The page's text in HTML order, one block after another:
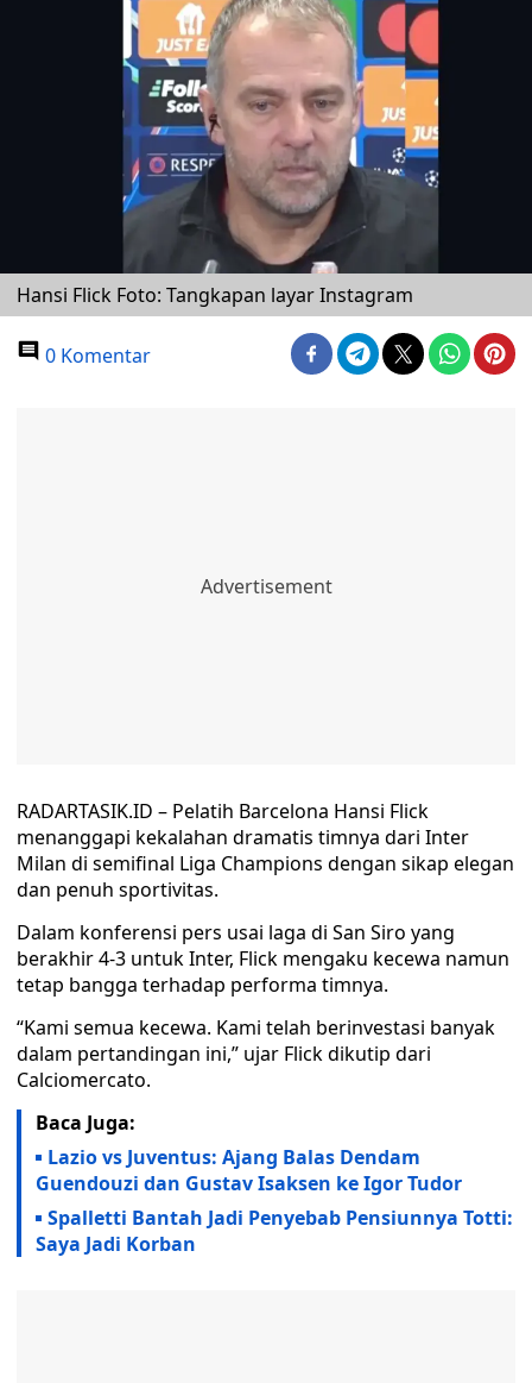
Hansi Flick Foto: Tangkapan layar Instagram
0 Komentar
RADARTASIK.ID – Pelatih Barcelona Hansi Flick
menanggapi kekalahan dramatis timnya dari Inter
Milan di semifinal Liga Champions dengan sikap elegan
dan penuh sportivitas.
Dalam konferensi pers usai laga di San Siro yang
berakhir 4-3 untuk Inter, Flick mengaku kecewa namun
tetap bangga terhadap performa timnya.
“Kami semua kecewa. Kami telah berinvestasi banyak
dalam pertandingan ini,” ujar Flick dikutip dari
Calciomercato.
Baca Juga:
Lazio vs Juventus: Ajang Balas Dendam
Guendouzi dan Gustav Isaksen ke Igor Tudor
Spalletti Bantah Jadi Penyebab Pensiunnya Totti:
Saya Jadi Korban